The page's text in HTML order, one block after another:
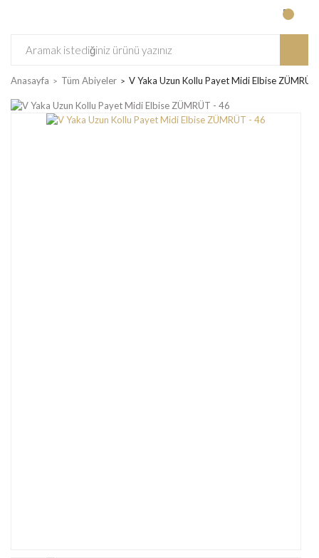
Anasayfa Tüm Abiyeler V Yaka Uzun Kollu Payet Midi Elbise